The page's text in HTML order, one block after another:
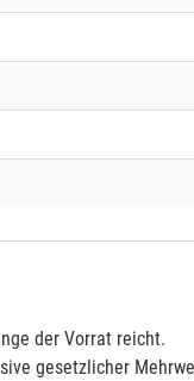
der Vorrat reicht.
gesetzlicher